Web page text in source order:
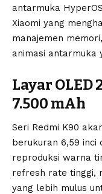
antarmuka
Xiaomi yang
manajemen
animasi antarmuka
Layar OLED
7.500 mAh
Seri Redmi K90
berukuran 6,59 inci
reproduksi warna
refresh rate tinggi,
yang lebih mulus